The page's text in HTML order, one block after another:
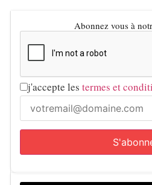
Abonnez vous à
j'accepte les termes et